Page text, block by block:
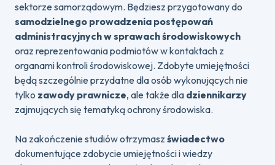
sektorze samorządowym. Będziesz przygotowany do
samodzielnego prowadzenia postępowań
administracyjnych w sprawach środowiskowych
oraz reprezentowania podmiotów w kontaktach z
organami kontroli środowiskowej. Zdobyte umiejętności
będą szczególnie przydatne dla osób wykonujących nie
tylko zawody prawnicze, ale także dla dziennikarzy
zajmujących się tematyką ochrony środowiska.
Na zakończenie studiów otrzymasz świadectwo
dokumentujące zdobycie umiejętności i wiedzy